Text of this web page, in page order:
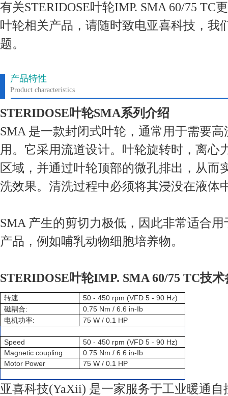
有关STERIDOSE叶轮IMP. SMA 60/75 TC
叶轮相关产品，请随时致电亚喜科技，我
题。
产品特性
Product characteristics
STERIDOSE叶轮SMA系列介绍
SMA 是一款封闭式叶轮，通常用于需要
用。它采用流道设计。叶轮旋转时，离心
区域，并通过叶轮顶部的微孔排出，从而
洗效果。清洗过程中必须将其浸没在液体
SMA 产生的剪切力极低，因此非常适合
产品，例如哺乳动物细胞培养物。
STERIDOSE叶轮IMP. SMA 60/75 TC技术
转速: 50 - 450 rpm (VFD 5 - 90 Hz)
磁耦合: 0.75 Nm / 6.6 in-Ib
电机功率: 75 W / 0.1 HP
Speed
50 - 450 rpm (VFD 5 - 90 Hz)
Magnetic coupling
0.75 Nm / 6.6 in-Ib
Motor Power
75 W / 0.1 HP
亚喜科技(YaXii) 是一家服务于工业暖通自